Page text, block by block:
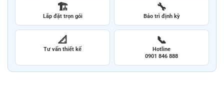
🏗️
Lắp đặt trọn gói
🔧
Bảo trì định kỳ
📐
Tư vấn thiết kế
📞
Hotline
0901 846 888